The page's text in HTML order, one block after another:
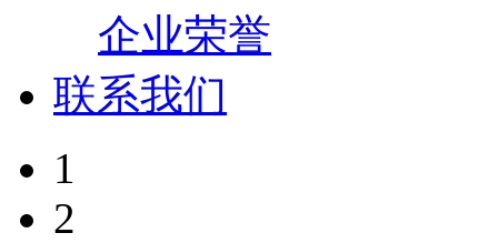
企业荣誉
联系我们
1
2